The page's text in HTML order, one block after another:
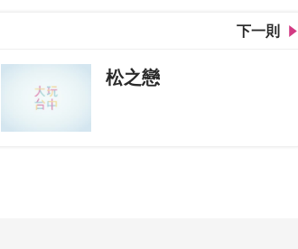
下一則
松之戀